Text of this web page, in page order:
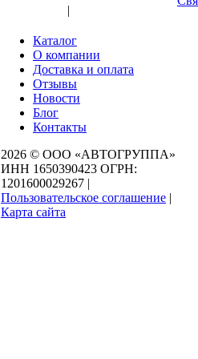
|
Каталог
О компании
Доставка и оплата
Отзывы
Новости
Блог
Контакты
2026 © ООО «АВТОГРУППА»
ИНН 1650390423 ОГРН:
1201600029267 |
Пользовательское соглашение |
Карта сайта